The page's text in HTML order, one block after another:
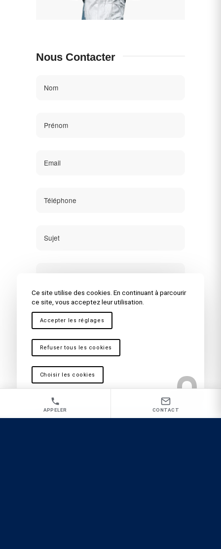
Nous Contacter
J’acceptela Politique de confidentialité
* Champs obligatoires
Ce site utilise des cookies. En continuant à parcourir
ce site, vous acceptez leur utilisation.
Accepter les réglages
Refuser tous les cookies
Choisir les cookies
APPELER CONTACT